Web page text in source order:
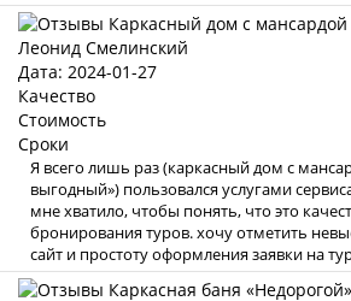
Леонид Смелинский
Дата: 2024-01-27
Качество
Стоимость
Сроки
Я всего лишь раз (каркасный дом с
выгодный») пользовался услугами
мне хватило, чтобы понять, что это
бронирования туров. хочу отметить
сайт и простоту оформления заявки на